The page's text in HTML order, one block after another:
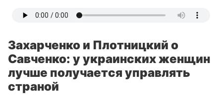
Захарченко и Плотницкий о
Савченко: у украинских женщин
лучше получается управлять
страной